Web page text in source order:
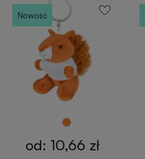
Nowość
od: 10,66 zł